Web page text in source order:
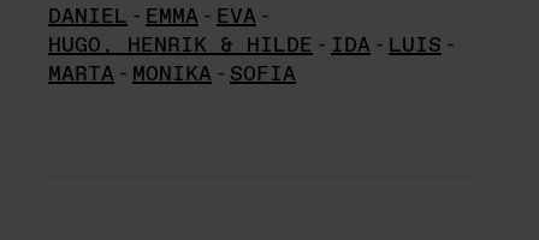
DANIEL - EMMA - EVA -
HUGO, HENRIK & HILDE - IDA - LUIS -
MARTA - MONIKA - SOFIA